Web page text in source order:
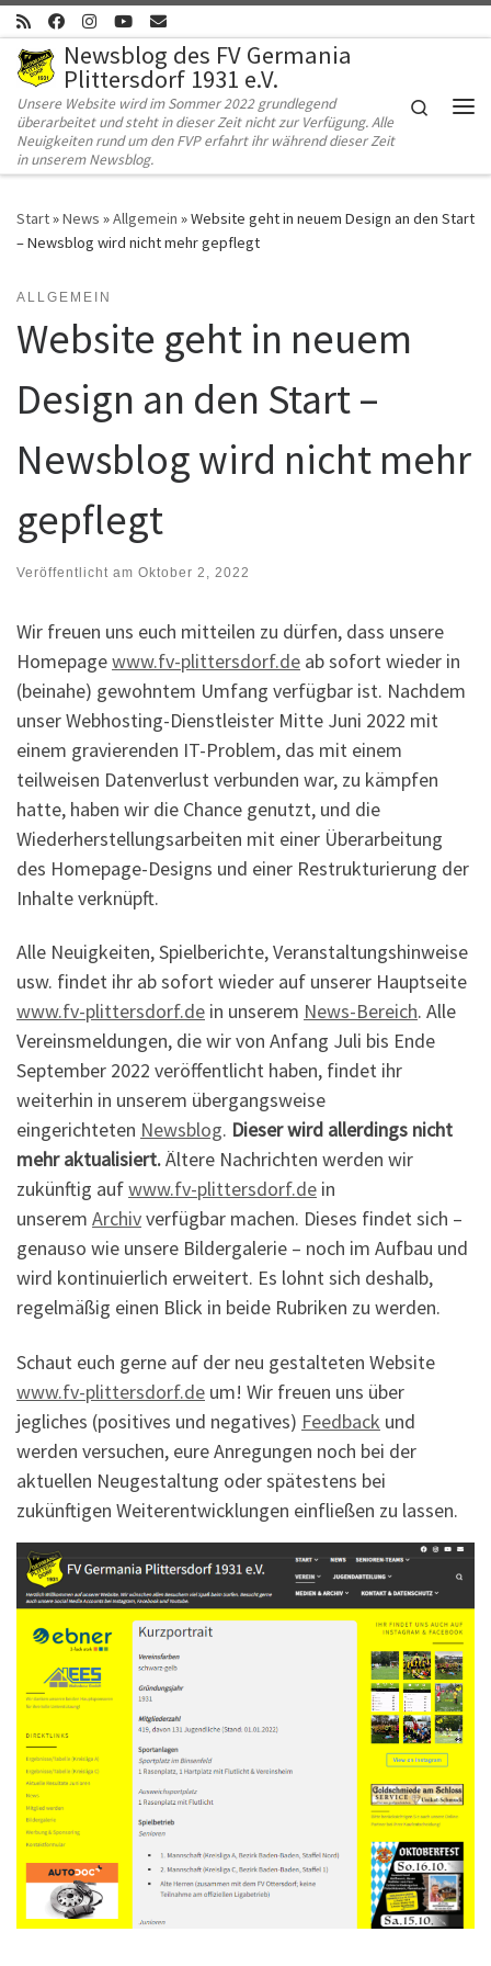
Zum Inhalt springen
Newsblog des FV Germania
Plittersdorf 1931 e.V.
Unsere Website wird im Sommer 2022 grundlegend
überarbeitet und steht in dieser Zeit nicht zur Verfügung. Alle
Neuigkeiten rund um den FVP erfahrt ihr während dieser Zeit
in unserem Newsblog.
Search
Start»News »Allgemein »Website geht in neuem Design an den Start
– Newsblog wird nicht mehr gepflegt
ALLGEMEIN
Website geht in neuem
Design an den Start –
Newsblog wird nicht mehr
gepflegt
Veröffentlicht am Oktober 2, 2022
Wir freuen uns euch mitteilen zu dürfen, dass unsere
Homepagewww.fv-plittersdorf.de ab sofort wieder in
(beinahe) gewohntem Umfang verfügbar ist. Nachdem
unser Webhosting-Dienstleister Mitte Juni 2022 mit
einem gravierenden IT-Problem, das mit einem
teilweisen Datenverlust verbunden war, zu kämpfen
hatte, haben wir die Chance genutzt, und die
Wiederherstellungsarbeiten mit einer Überarbeitung
des Homepage-Designs und einer Restrukturierung der
Inhalte verknüpft.
Alle Neuigkeiten, Spielberichte, Veranstaltungshinweise
usw. findet ihr ab sofort wieder auf unserer Hauptseite
www.fv-plittersdorf.de in unserem News-Bereich. Alle
Vereinsmeldungen, die wir von Anfang Juli bis Ende
September 2022 veröffentlicht haben, findet ihr
weiterhin in unserem übergangsweise
eingerichteten Newsblog. Dieser wird allerdings nicht
mehr aktualisiert.Ältere Nachrichten werden wir
zukünftig aufwww.fv-plittersdorf.de in
unserem Archivverfügbar machen. Dieses findet sich –
genauso wie unsere Bildergalerie – noch im Aufbau und
wird kontinuierlich erweitert. Es lohnt sich deshalb,
regelmäßig einen Blick in beide Rubriken zu werden.
Schaut euch gerne auf der neu gestalteten Website
www.fv-plittersdorf.de um! Wir freuen uns über
jegliches (positives und negatives) Feedback und
werden versuchen, eure Anregungen noch bei der
aktuellen Neugestaltung oder spätestens bei
zukünftigen Weiterentwicklungen einfließen zu lassen.